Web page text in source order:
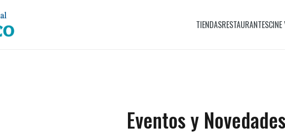
TIENDASRESTAURANTESCINE
Eventos y Novedades